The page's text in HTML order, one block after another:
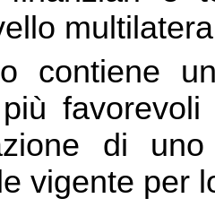
contiene
di
vigente per